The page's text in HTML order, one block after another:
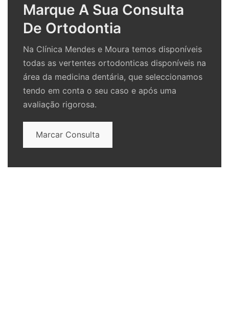
Marque A Sua Consulta
De Ortodontia
Na Clínica Mendes e Moura temos disponíveis
todas as vertentes ortodonticas disponíveis na
área da medicina dentária, que seleccionamos
tendo em conta o seu caso e após uma
avaliação rigorosa.
Marcar Consulta